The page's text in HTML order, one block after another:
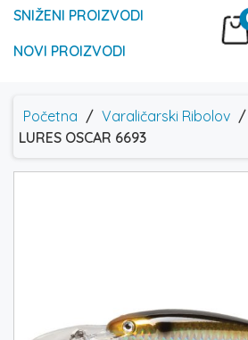
SNIŽENI PROIZVODI
NOVI PROIZVODI
Početna / Varaličarski Ribolov /
LURES OSCAR 6693